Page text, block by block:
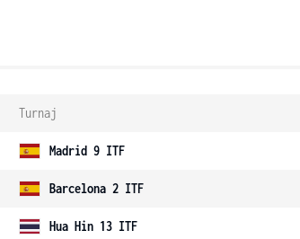
Turnaj
Madrid 9 ITF
Barcelona 2 ITF
Hua Hin 13 ITF